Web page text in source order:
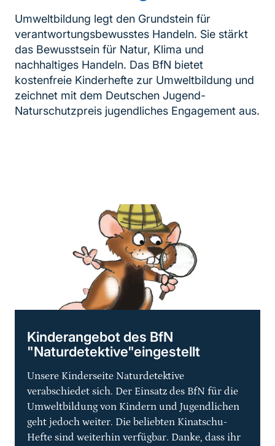
Umweltbildung legt den Grundstein für
verantwortungsbewusstes Handeln. Sie stärkt
das Bewusstsein für Natur, Klima und
nachhaltiges Handeln. Das BfN bietet
kostenfreie Kinderhefte zur Umweltbildung und
zeichnet mit dem Deutschen Jugend-
Naturschutzpreis jugendliches Engagement aus.
weiterführender
Kinderangebot des BfN
"Naturdetektive"eingestellt
Unsere Kinderseite Naturdetektive
verabschiedet sich. Der Einsatz des BfN für die
Umweltbildung von Kindern und Jugendlichen
geht jedoch weiter. Die beliebten Kinatschu-
Hefte sind weiterhin verfügbar. Danke, dass ihr